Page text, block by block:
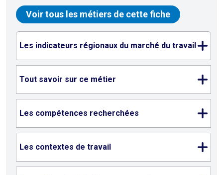
Voir tous les métiers de cette fiche
Les indicateurs régionaux du marché du travail
Tout savoir sur ce métier
Les compétences recherchées
Les contextes de travail